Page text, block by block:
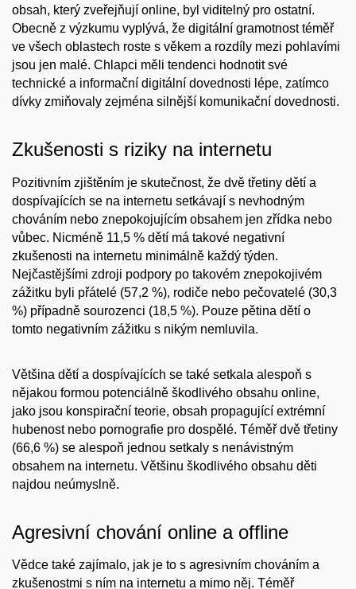
obsah, který zveřejňují online, byl viditelný pro ostatní.
Obecně z výzkumu vyplývá, že digitální gramotnost téměř
ve všech oblastech roste s věkem a rozdíly mezi pohlavími
jsou jen malé. Chlapci měli tendenci hodnotit své
technické a informační digitální dovednosti lépe, zatímco
dívky zmiňovaly zejména silnější komunikační dovednosti.
Zkušenosti s riziky na internetu
Pozitivním zjištěním je skutečnost, že dvě třetiny dětí a
dospívajících se na internetu setkávají s nevhodným
chováním nebo znepokojujícím obsahem jen zřídka nebo
vůbec. Nicméně 11,5 % dětí má takové negativní
zkušenosti na internetu minimálně každý týden.
Nejčastějšími zdroji podpory po takovém znepokojivém
zážitku byli přátelé (57,2 %), rodiče nebo pečovatelé (30,3
%) případně sourozenci (18,5 %). Pouze pětina dětí o
tomto negativním zážitku s nikým nemluvila.
Většina dětí a dospívajících se také setkala alespoň s
nějakou formou potenciálně škodlivého obsahu online,
jako jsou konspirační teorie, obsah propagující extrémní
hubenost nebo pornografie pro dospělé. Téměř dvě třetiny
(66,6 %) se alespoň jednou setkaly s nenávistným
obsahem na internetu. Většinu škodlivého obsahu děti
najdou neúmyslně.
Agresivní chování online a offline
Vědce také zajímalo, jak je to s agresivním chováním a
zkušenostmi s ním na internetu a mimo něj. Téměř